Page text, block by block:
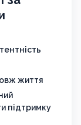
життя
підтримку